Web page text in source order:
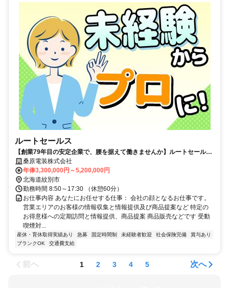
ルートセールス
【創業79年目の安定企業で、腰を据えて働きませんか】ルートセールス/
未経験OK/賞与あり/社会保険完備/紋別市
桑原電装株式会社
年俸3,300,000円～5,200,000円
北海道紋別市
勤務時間 8:50～17:30 （休憩60分）
お仕事内容 あなたにお任せする仕事： 会社の顔となるお仕事です。
営業エリアのお客様の情報収集と情報提供及び商品提案など 特定の
お得意様への定期訪問と情報提供、商品提案 商品販売などです 受動
喫煙対...
産休・育休取得実績あり 急募 固定時間制 未経験者歓迎 社会保険完備
賞与あり
ブランクOK
交通費支給
前へ 1 2 3 4 5 次へ